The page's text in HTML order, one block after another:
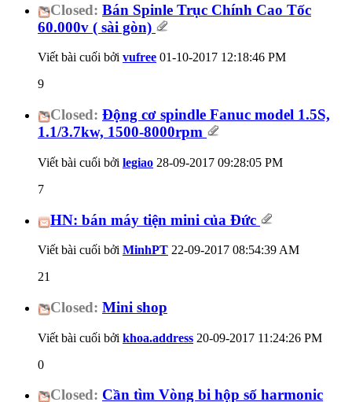
Closed: Bán Spinle Trục Chính Cao Tốc
60.000v ( sài gòn)
Viết bài cuối bởi vufree 01-10-2017 12:18:46 PM
9
Closed: Động cơ spindle Fanuc model 1.5S,
1.1/3.7kw, 1500-8000rpm
Viết bài cuối bởi legiao 28-09-2017 09:28:05 PM
7
HN: bán máy tiện mini của Đức
Viết bài cuối bởi MinhPT 22-09-2017 08:54:39 AM
21
Closed: Mini shop
Viết bài cuối bởi khoa.address 20-09-2017 11:24:26 PM
0
Closed: Cần tìm Vòng bi hộp số harmonic